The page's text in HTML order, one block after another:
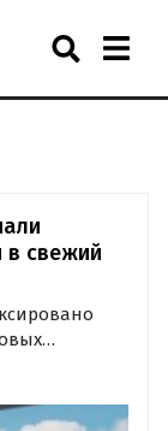
в свежий
в